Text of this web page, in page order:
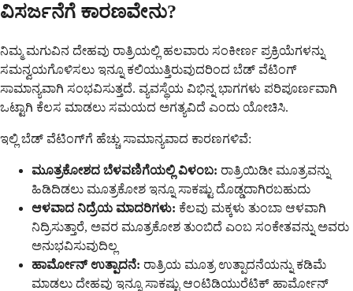
ವಿಸರ್ಜನೆಗೆ ಕಾರಣವೇನು?
ನಿಮ್ಮ ಮಗುವಿನ ದೇಹವು ರಾತ್ರಿಯಲ್ಲಿ ಹಲವಾರು ಸಂಕೀರ್ಣ ಪ್ರಕ್ರಿಯೆಗಳನ್ನು
ಸಮನ್ವಯಗೊಳಿಸಲು ಇನ್ನೂ ಕಲಿಯುತ್ತಿರುವುದರಿಂದ ಬೆಡ್ ವೆಟಿಂಗ್
ಸಾಮಾನ್ಯವಾಗಿ ಸಂಭವಿಸುತ್ತದೆ. ವ್ಯವಸ್ಥೆಯ ವಿಭಿನ್ನ ಭಾಗಗಳು ಪರಿಪೂರ್ಣವಾಗಿ
ಒಟ್ಟಾಗಿ ಕೆಲಸ ಮಾಡಲು ಸಮಯದ ಅಗತ್ಯವಿದೆ ಎಂದು ಯೋಚಿಸಿ.
ಇಲ್ಲಿ ಬೆಡ್ ವೆಟಿಂಗ್‌ಗೆ ಹೆಚ್ಚು ಸಾಮಾನ್ಯವಾದ ಕಾರಣಗಳಿವೆ:
ಮೂತ್ರಕೋಶದ ಬೆಳವಣಿಗೆಯಲ್ಲಿ ವಿಳಂಬ: ರಾತ್ರಿಯಿಡೀ ಮೂತ್ರವನ್ನು
ಹಿಡಿದಿಡಲು ಮೂತ್ರಕೋಶ ಇನ್ನೂ ಸಾಕಷ್ಟು ದೊಡ್ಡದಾಗಿರಬಹುದು
ಆಳವಾದ ನಿದ್ರೆಯ ಮಾದರಿಗಳು: ಕೆಲವು ಮಕ್ಕಳು ತುಂಬಾ ಆಳವಾಗಿ
ನಿದ್ರಿಸುತ್ತಾರೆ, ಅವರ ಮೂತ್ರಕೋಶ ತುಂಬಿದೆ ಎಂಬ ಸಂಕೇತವನ್ನು ಅವರು
ಅನುಭವಿಸುವುದಿಲ್ಲ
ಹಾರ್ಮೋನ್ ಉತ್ಪಾದನೆ: ರಾತ್ರಿಯ ಮೂತ್ರ ಉತ್ಪಾದನೆಯನ್ನು ಕಡಿಮೆ
ಮಾಡಲು ದೇಹವು ಇನ್ನೂ ಸಾಕಷ್ಟು ಆಂಟಿಡಿಯುರೆಟಿಕ್ ಹಾರ್ಮೋನ್